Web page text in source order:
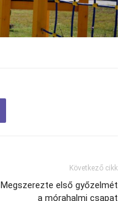
Következő cikk
Megszerezte első győzelmét
a mórahalmi csapat